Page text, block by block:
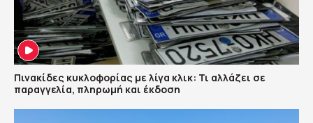
Πινακίδες κυκλοφορίας με λίγα κλικ: Τι αλλάζει σε
παραγγελία, πληρωμή και έκδοση